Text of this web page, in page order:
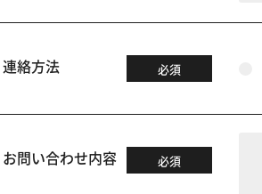
連絡方法 必須
お問い合わせ内容 必須